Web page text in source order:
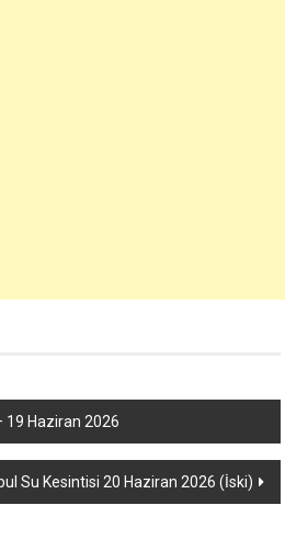
19 Haziran 2026
Su Kesintisi 20 Haziran 2026 (İski)